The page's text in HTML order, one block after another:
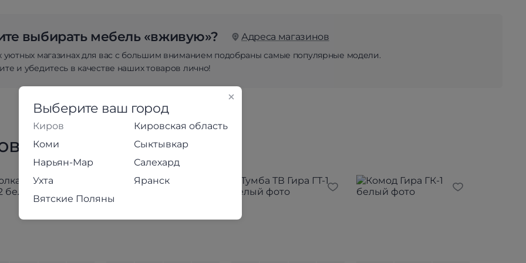
выбирать мебель «вживую»? Адреса магазинов
уютных магазинах для вас с большим вниманием подобраны самые популярные модели.
и убедитесь в качестве наших товаров лично!
коллекции
Выберите ваш город
Киров
Кировская область
Коми
Сыктывкар
Нарьян-Мар
Салехард
Ухта
Яранск
Вятские Поляны